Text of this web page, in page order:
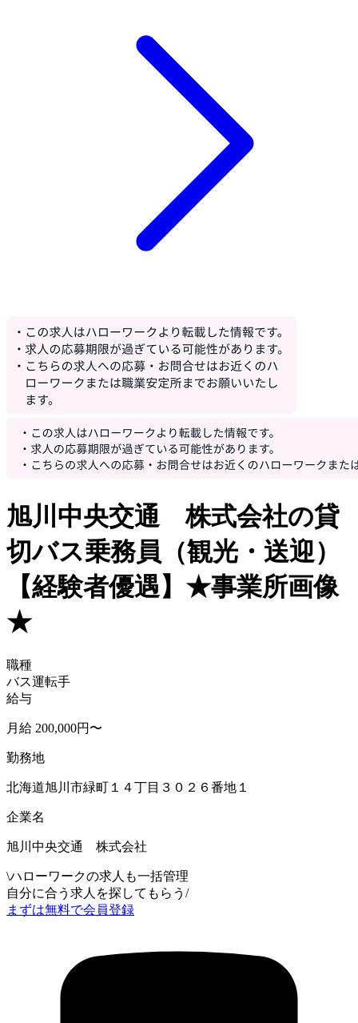
旭川中央交通 株式会社の貸
切バス乗務員（観光・送迎）
【経験者優遇】★事業所画像
★
職種
バス運転手
給与
月給 200,000円〜
勤務地
北海道旭川市緑町１４丁目３０２６番地１
企業名
旭川中央交通 株式会社
\ハローワークの求人も一括管理
自分に合う求人を探してもらう /
まずは無料で会員登録